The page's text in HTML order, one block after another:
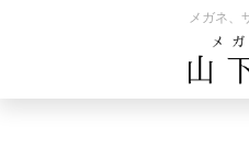
メガネ、